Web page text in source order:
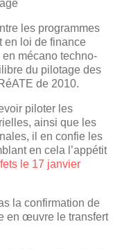
les programmes
en loi de finance
mécano techno-
du pilotage des
de 2010.
piloter les
ainsi que les
il en confie les
en cela l’appétit
le 17 janvier
la confirmation de
en œuvre le transfert